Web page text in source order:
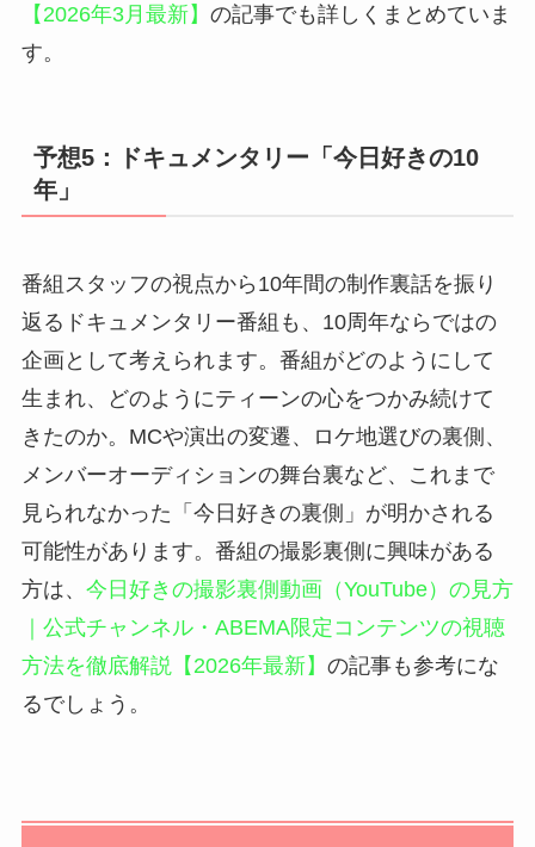
【2026年3月最新】 の記事でも詳しくまとめていま
す。
予想5：ドキュメンタリー「今日好きの10
年」
番組スタッフの視点から10年間の制作裏話を振り
返るドキュメンタリー番組も、10周年ならではの
企画として考えられます。番組がどのようにして
生まれ、どのようにティーンの心をつかみ続けて
きたのか。MCや演出の変遷、ロケ地選びの裏側、
メンバーオーディションの舞台裏など、これまで
見られなかった「今日好きの裏側」が明かされる
可能性があります。番組の撮影裏側に興味がある
方は、 今日好きの撮影裏側動画（YouTube）の見方
｜公式チャンネル・ABEMA限定コンテンツの視聴
方法を徹底解説【2026年最新】 の記事も参考にな
るでしょう。